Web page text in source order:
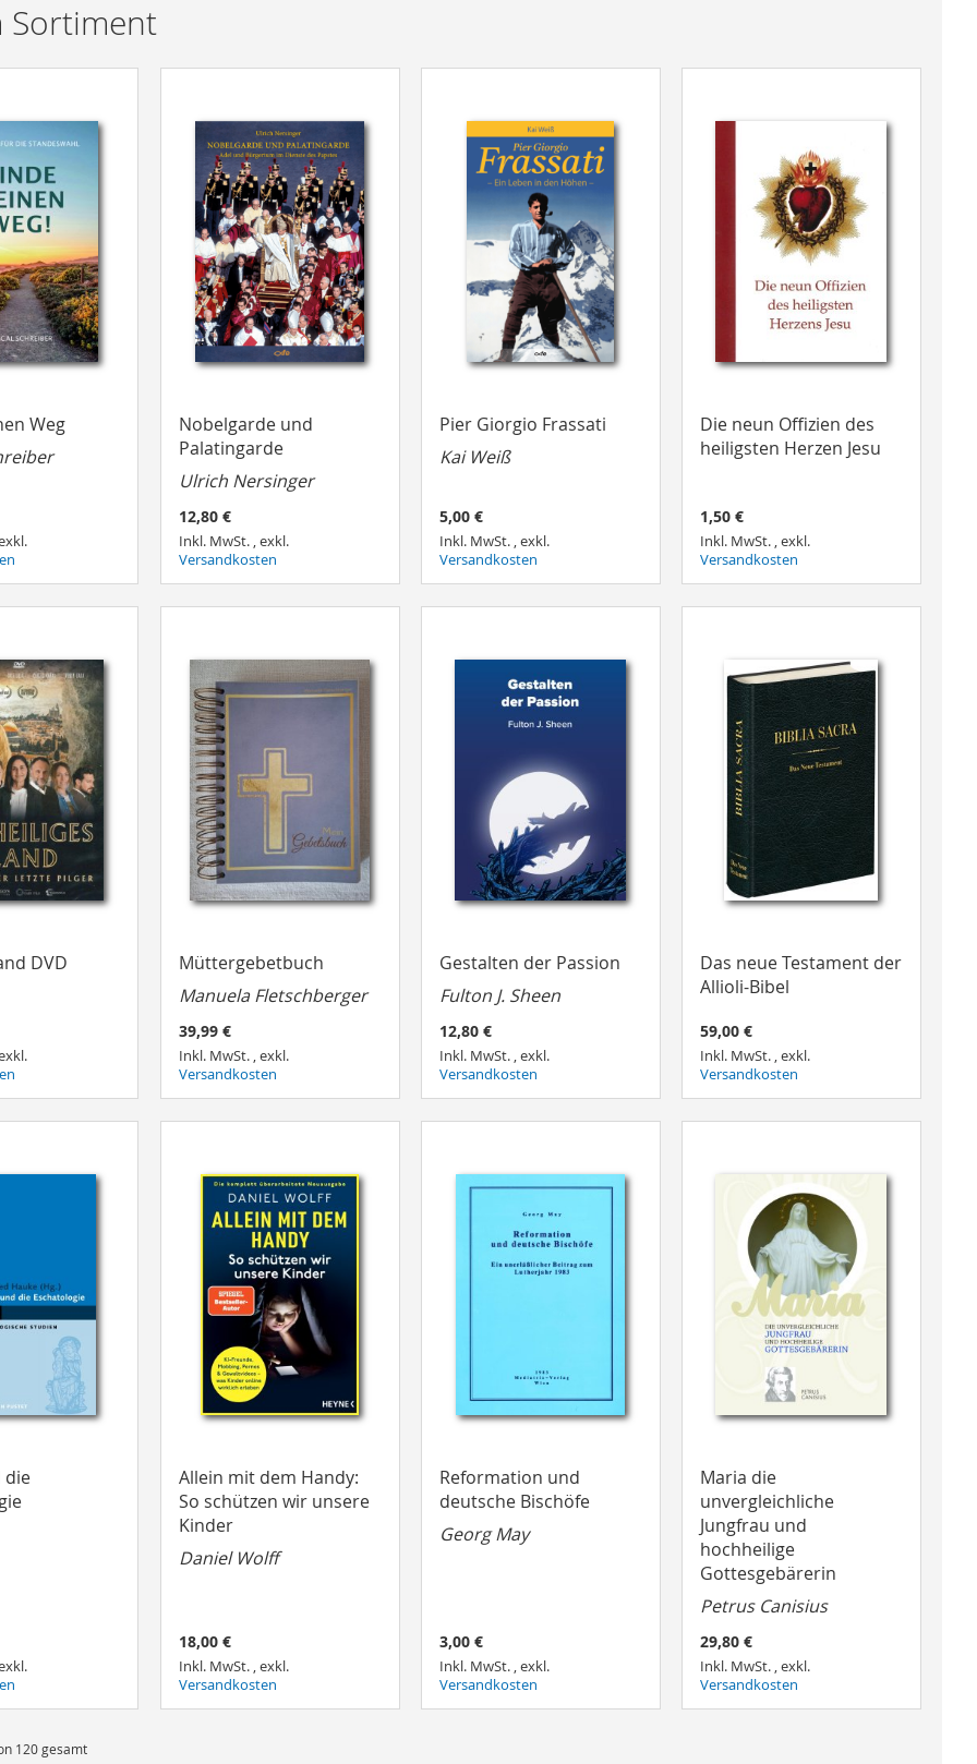
Sortiment
Weg
Nobelgarde und
Palatingarde
Ulrich Nersinger
12,80 €
Inkl. MwSt. ,exkl.
Versandkosten
Pier Giorgio Frassati
Kai Weiß
5,00 €
Inkl. MwSt. ,exkl.
Versandkosten
Die neun Offizien des
heiligsten Herzen Jesu
1,50 €
Inkl. MwSt. ,exkl.
Versandkosten
DVD
Müttergebetbuch
Manuela Fletschberger
39,99 €
Inkl. MwSt. ,exkl.
Versandkosten
Gestalten der Passion
Fulton J. Sheen
12,80 €
Inkl. MwSt. ,exkl.
Versandkosten
Das neue Testament der
Allioli-Bibel
59,00 €
Inkl. MwSt. ,exkl.
Versandkosten
die
Allein mit dem Handy:
So schützen wir unsere
Kinder
Daniel Wolff
18,00 €
Inkl. MwSt.,exkl.
Versandkosten
Reformation und
deutsche Bischöfe
Georg May
3,00 €
Inkl. MwSt.,exkl.
Versandkosten
Maria die
unvergleichliche
Jungfrau und
hochheilige
Gottesgebärerin
Petrus Canisius
29,80 €
Inkl. MwSt.,exkl.
Versandkosten
120 gesamt